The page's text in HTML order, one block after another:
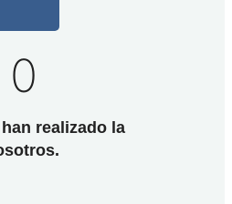
0
realizado la